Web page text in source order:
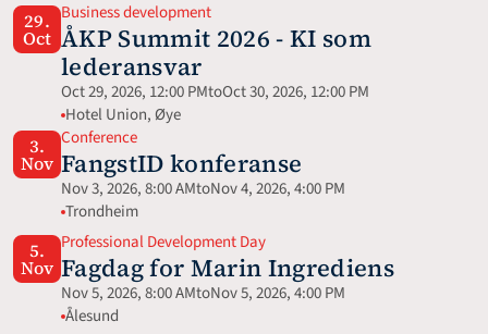
29.
Oct
Business development
ÅKP Summit 2026 - KI som
lederansvar
Oct 29, 2026, 12:00 PMtoOct 30, 2026, 12:00 PM
Hotel Union, Øye
3.
Nov
Conference
FangstID konferanse
Nov 3, 2026, 8:00 AMtoNov 4, 2026, 4:00 PM
Trondheim
5.
Nov
Professional Development Day
Fagdag for Marin Ingrediens
Nov 5, 2026, 8:00 AMtoNov 5, 2026, 4:00 PM
Ålesund